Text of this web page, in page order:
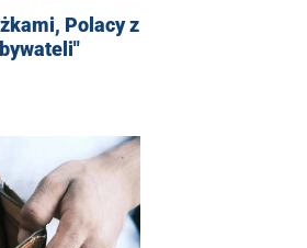
Polacy z